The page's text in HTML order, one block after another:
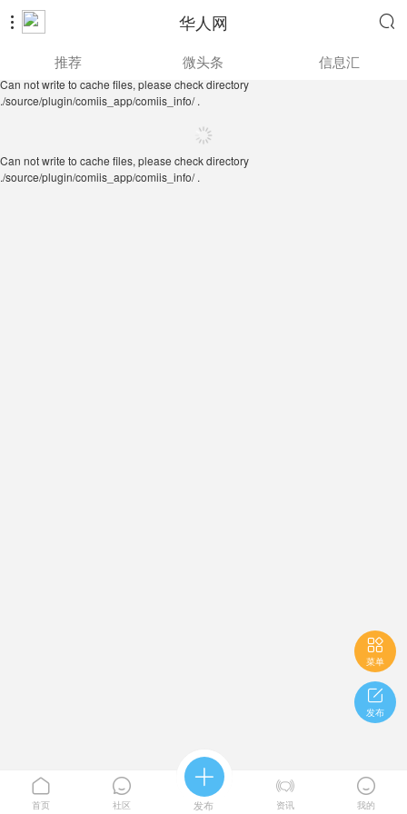
 华人网 
./source/plugin/comiis_app/comiis_info/ .
推荐 微头条 信息汇
Can not write to cache files, please check directory
./source/plugin/comiis_app/comiis_info/ .

菜单

发布

首页

社区

发布

资讯

我的
Can not write to cache files, please check directory
./source/plugin/comiis_app/comiis_info/ .